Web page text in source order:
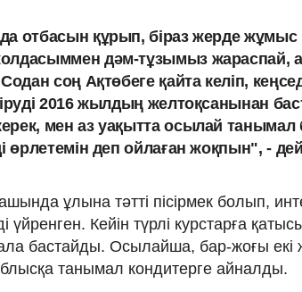
отбасын құрып, біраз жерде жұмыс
дәм-тұзымыз жараспай,
соң Ақтөбеге қайта келіп,
2016 жылдың желтоқсанынан
мен аз уақытта осылай танымал
өрлетемін деп ойлаған жоқпын", -
ұлына тәтті пісірмек болып,
үйренген. Кейін түрлі курстарға
бастайды. Осылайша, бар-жоғы екі
танымал кондитерге айналды.